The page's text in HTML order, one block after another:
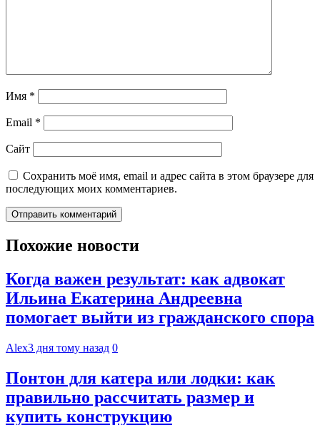
Имя *
Email *
Сайт
Сохранить моё имя, email и адрес сайта в этом браузере для
последующих моих комментариев.
Похожие новости
Когда важен результат: как адвокат
Ильина Екатерина Андреевна
помогает выйти из гражданского спора
Alex3 дня тому назад 0
Понтон для катера или лодки: как
правильно рассчитать размер и
купить конструкцию